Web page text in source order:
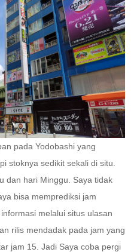
pada Yodobashi yang
stoknya sedikit sekali di situ.
dan hari Minggu. Saya tidak
bisa memprediksi jam
melalui situs ulasan
rilis mendadak pada jam yang
jam 15. Jadi Saya coba pergi